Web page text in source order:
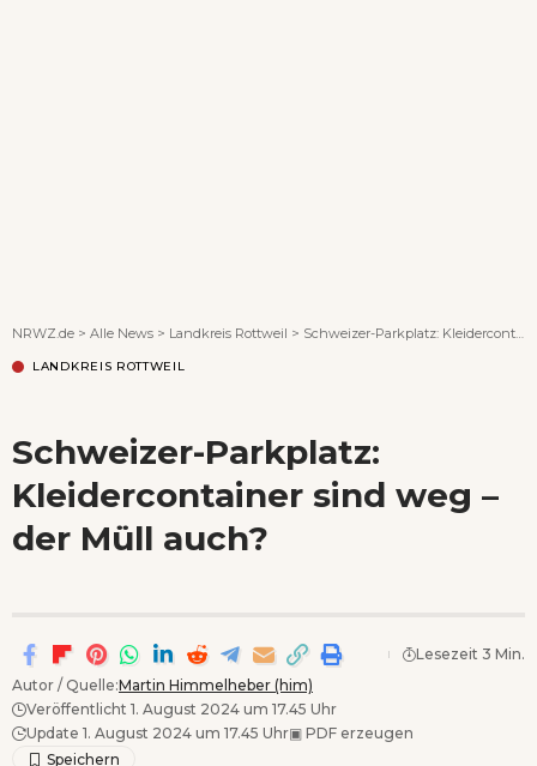
NRWZ.de > Alle News > Landkreis Rottweil > Schweizer-Parkplatz: Kleidercontainer sind weg – der Müll auch?
LANDKREIS ROTTWEIL
Schweizer-Parkplatz:
Kleidercontainer sind weg –
der Müll auch?
Autor / Quelle:Martin Himmelheber (him)
Veröffentlicht 1. August 2024 um 17.45 Uhr
Update 1. August 2024 um 17.45 Uhr▣ PDF erzeugen
Lesezeit 3 Min.